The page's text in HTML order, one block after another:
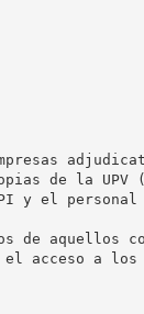
de la UPV
y el
de aquellos
el acceso a